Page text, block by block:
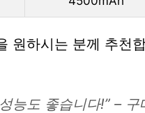
원하시는 분께 추천
능도 좋습니다!” – 구